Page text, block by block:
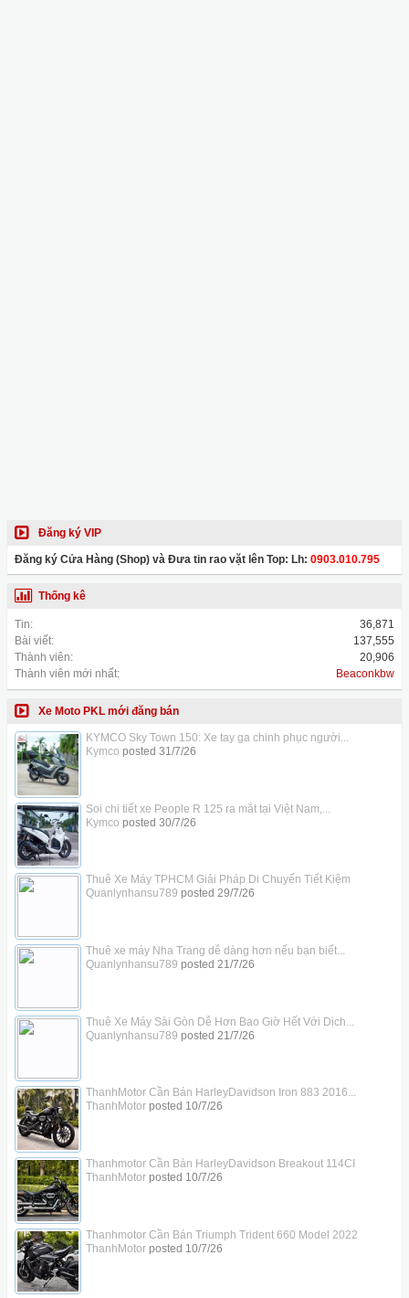
Đăng ký VIP
Đăng ký Cửa Hàng (Shop) và Đưa tin rao vặt lên Top: Lh: 0903.010.795
Thống kê
Tin:
36,871
Bài viết:
137,555
Thành viên:
20,906
Thành viên mới nhất:
Beaconkbw
Xe Moto PKL mới đăng bán
KYMCO Sky Town 150: Xe tay ga chinh phục người...
Kymco posted 31/7/26
Soi chi tiết xe People R 125 ra mắt tại Việt Nam,...
Kymco posted 30/7/26
Thuê Xe Máy TPHCM Giải Pháp Di Chuyển Tiết Kiệm
Quanlynhansu789 posted 29/7/26
Thuê xe máy Nha Trang dễ dàng hơn nếu bạn biết...
Quanlynhansu789 posted 21/7/26
Thuê Xe Máy Sài Gòn Dễ Hơn Bao Giờ Hết Với Dịch...
Quanlynhansu789 posted 21/7/26
ThanhMotor Cần Bán HarleyDavidson Iron 883 2016...
ThanhMotorposted 10/7/26
Thanhmotor Cần Bán HarleyDavidson Breakout 114CI
ThanhMotorposted 10/7/26
Thanhmotor Cần Bán Triumph Trident 660 Model 2022
ThanhMotorposted 10/7/26